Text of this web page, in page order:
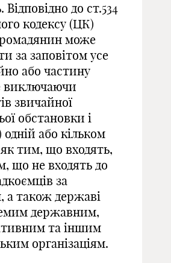
Відповідно до ст.534
кодексу (ЦК)
може
за заповітом усе
або частину
виключаючи
звичайної
обстановки і
або кільком
тим, що входять,
що не входять до
за
а також державі
державним,
та іншим
організаціям.